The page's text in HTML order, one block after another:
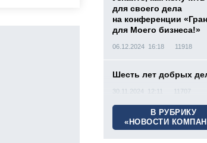
для своего дела
на конференции
для Моего бизнеса!»
06.12.2024 16:18 11918
Шесть лет добрых
30.11.2024 12:11 11707
В РУБРИКУ
«НОВОСТИ